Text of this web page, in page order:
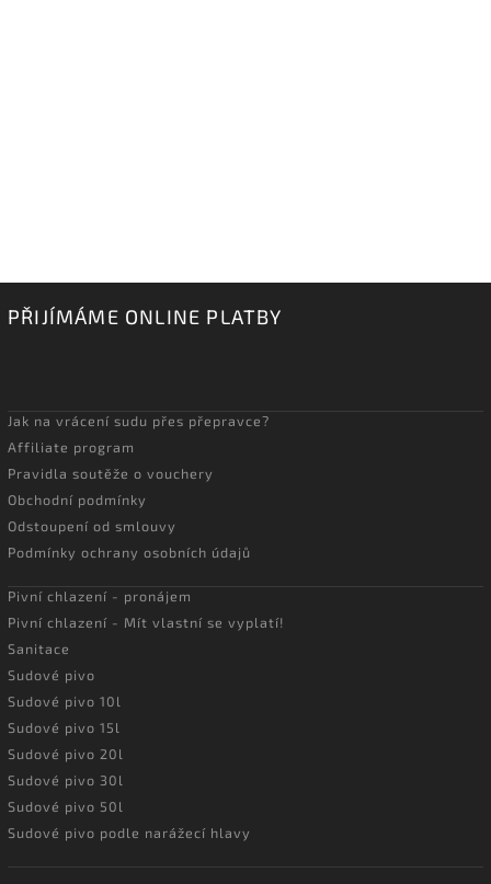
PŘIJÍMÁME ONLINE PLATBY
Jak na vrácení sudu přes přepravce?
Affiliate program
Pravidla soutěže o vouchery
Obchodní podmínky
Odstoupení od smlouvy
Podmínky ochrany osobních údajů
Pivní chlazení - pronájem
Pivní chlazení - Mít vlastní se vyplatí!
Sanitace
Sudové pivo
Sudové pivo 10l
Sudové pivo 15l
Sudové pivo 20l
Sudové pivo 30l
Sudové pivo 50l
Sudové pivo podle narážecí hlavy